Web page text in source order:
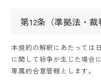
第12条（準拠法・裁
本規約の解釈にあたっては
に関して紛争が生じた場合
専属的合意管轄とします。